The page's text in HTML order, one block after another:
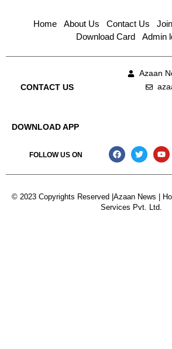
Home About Us Contact Us
Download Card
Admin
CONTACT US
Azaan
DOWNLOAD APP
FOLLOW US ON
© 2023 Copyrights Reserved |Azaan News |
Services Pvt. Ltd.